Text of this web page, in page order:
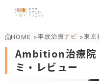
HOME >事故治療ナビ >東京
Ambition治療院
ミ・レビュー